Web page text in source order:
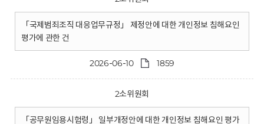
「국제범죄조직 대응업무규정」 제정안에 대한 개인정보 침해요인
평가에 관한 건
2026-06-10 1859
2소위원회
「공무원임용시험령」 일부개정안에 대한 개인정보 침해요인 평가